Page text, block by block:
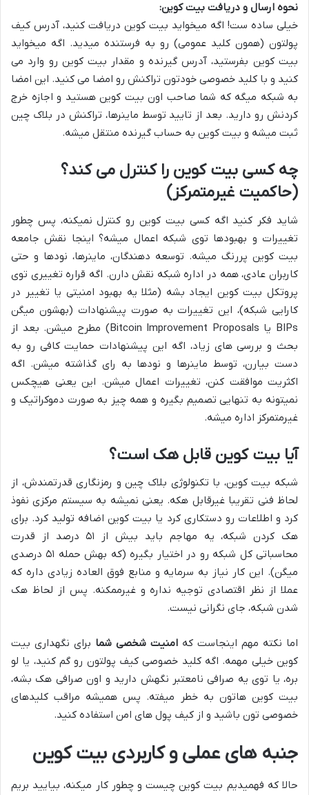
نحوه ارسال و دریافت بیت کوین:
خیلی ساده ست! اگه میخواید بیت کوین دریافت کنید، آدرس کیف
پولتون (همون کلید عمومی) رو به فرستنده میدید. اگه میخواید
بیت کوین بفرستید، آدرس گیرنده و مقدار بیت کوین رو وارد می
کنید و با کلید خصوصی خودتون تراکنش رو امضا می کنید. این امضا
به شبکه میگه که شما صاحب اون بیت کوین هستید و اجازه خرج
کردنش رو دارید. بعد از تایید توسط ماینرها، تراکنش در بلاک چین
ثبت میشه و بیت کوین به حساب گیرنده منتقل میشه.
چه کسی بیت کوین را کنترل می کند؟
(حاکمیت غیرمتمرکز)
شاید فکر کنید اگه کسی بیت کوین رو کنترل نمیکنه، پس چطور
تغییرات و بهبودها توی شبکه اعمال میشه؟ اینجا نقش جامعه
بیت کوین پررنگ میشه. توسعه دهندگان، ماینرها، نودها و حتی
کاربران عادی، همه در اداره شبکه نقش دارن. اگه قراره تغییری توی
پروتکل بیت کوین ایجاد بشه (مثلا یه بهبود امنیتی یا تغییر در
کارایی شبکه)، این تغییرات به صورت پیشنهادات (بهشون میگن
BIPs یا Bitcoin Improvement Proposals) مطرح میشن. بعد از
بحث و بررسی های زیاد، اگه این پیشنهادات حمایت کافی رو به
دست بیارن، توسط ماینرها و نودها به رای گذاشته میشن. اگه
اکثریت موافقت کنن، تغییرات اعمال میشن. این یعنی هیچکس
نمیتونه به تنهایی تصمیم بگیره و همه چیز به صورت دموکراتیک و
غیرمتمرکز اداره میشه.
آیا بیت کوین قابل هک است؟
شبکه بیت کوین، با تکنولوژی بلاک چین و رمزنگاری قدرتمندش، از
لحاظ فنی تقریبا غیرقابل هکه. یعنی نمیشه به سیستم مرکزی نفوذ
کرد و اطلاعات رو دستکاری کرد یا بیت کوین اضافه تولید کرد. برای
هک کردن شبکه، یه مهاجم باید بیش از ۵۱ درصد از قدرت
محاسباتی کل شبکه رو در اختیار بگیره (که بهش حمله ۵۱ درصدی
میگن). این کار نیاز به سرمایه و منابع فوق العاده زیادی داره که
عملا از نظر اقتصادی توجیه نداره و غیرممکنه. پس از لحاظ هک
شدن شبکه، جای نگرانی نیست.
اما نکته مهم اینجاست که امنیت شخصی شما برای نگهداری بیت
کوین خیلی مهمه. اگه کلید خصوصی کیف پولتون رو گم کنید، یا لو
بره، یا توی یه صرافی نامعتبر نگهش دارید و اون صرافی هک بشه،
بیت کوین هاتون به خطر میفته. پس همیشه مراقب کلیدهای
خصوصی تون باشید و از کیف پول های امن استفاده کنید.
جنبه های عملی و کاربردی بیت کوین
حالا که فهمیدیم بیت کوین چیست و چطور کار میکنه، بیایید بریم